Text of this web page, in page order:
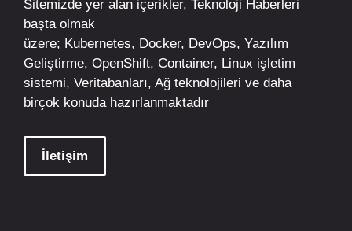
Sitemizde yer alan içerikler, Teknoloji Haberleri
başta olmak
üzere; Kubernetes, Docker, DevOps, Yazılım
Geliştirme, OpenShift, Container, Linux işletim
sistemi, Veritabanları, Ağ teknolojileri ve daha
birçok konuda hazırlanmaktadır
İletişim